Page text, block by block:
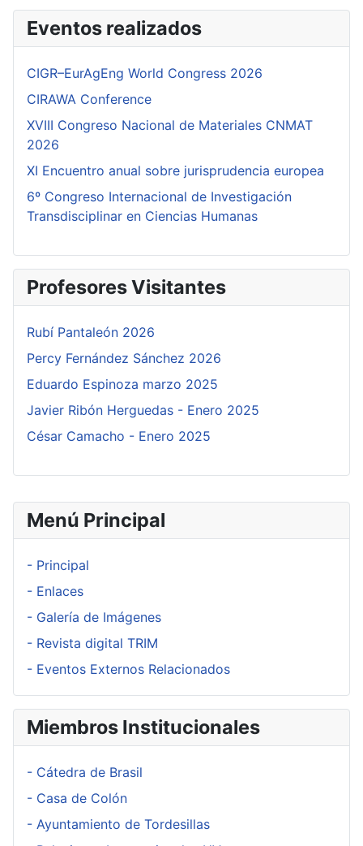
Menú Principal
- Principal
- Enlaces
- Galería de Imágenes
- Revista digital TRIM
- Eventos Externos Relacionados
Miembros Institucionales
- Cátedra de Brasil
- Casa de Colón
- Ayuntamiento de Tordesillas
Eventos realizados
CIGR–EurAgEng World Congress 2026
CIRAWA Conference
XVIII Congreso Nacional de Materiales CNMAT
2026
XI Encuentro anual sobre jurisprudencia europea
6º Congreso Internacional de Investigación
Transdisciplinar en Ciencias Humanas
Profesores Visitantes
Rubí Pantaleón 2026
Percy Fernández Sánchez 2026
Eduardo Espinoza marzo 2025
Javier Ribón Herguedas - Enero 2025
César Camacho - Enero 2025